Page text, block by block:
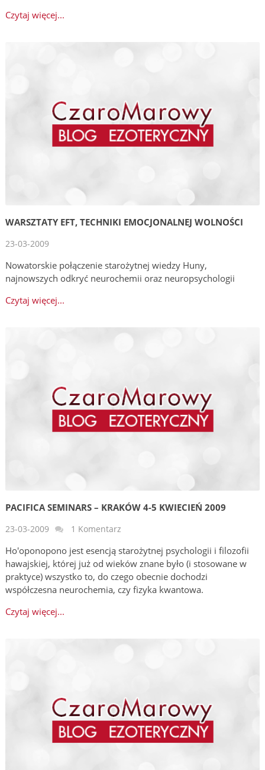
Czytaj więcej...
WARSZTATY EFT, TECHNIKI EMOCJONALNEJ WOLNOŚCI
23-03-2009
Nowatorskie połączenie starożytnej wiedzy Huny,
najnowszych odkryć neurochemii oraz neuropsychologii
Czytaj więcej...
PACIFICA SEMINARS – KRAKÓW 4-5 KWIECIEŃ 2009
23-03-2009 1 Komentarz
Ho'oponopono jest esencją starożytnej psychologii i filozofii
hawajskiej, której już od wieków znane było (i stosowane w
praktyce) wszystko to, do czego obecnie dochodzi
współczesna neurochemia, czy fizyka kwantowa.
Czytaj więcej...